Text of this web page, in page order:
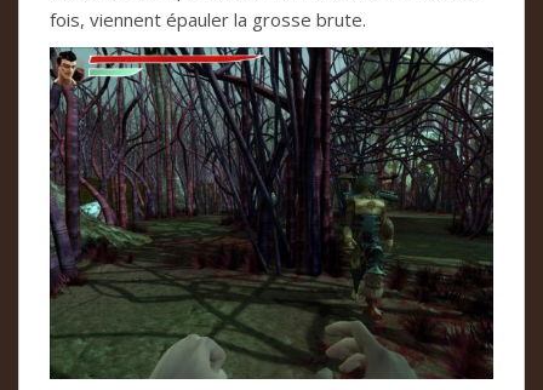
fois, vien­nent épau­ler la grosse brute.